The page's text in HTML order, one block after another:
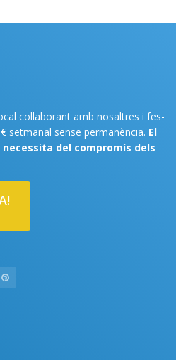
col·laborant amb nosaltres i fes-
setmanal sense permanència. El
del compromís dels